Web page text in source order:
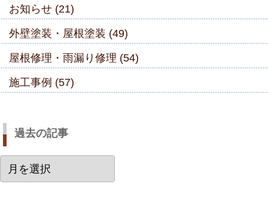
お知らせ (21)
外壁塗装・屋根塗装 (49)
屋根修理・雨漏り修理 (54)
施工事例 (57)
過去の記事
去